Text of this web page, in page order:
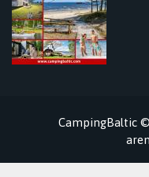
CampingBaltic